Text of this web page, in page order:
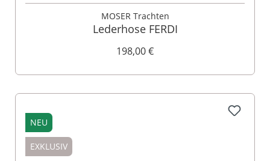
MOSER Trachten
Lederhose FERDI
198,00 €
NEU
EXKLUSIV